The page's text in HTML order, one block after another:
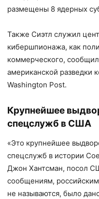
размещены 8 ядерных
Также Сиэтл служил
кибершпионажа, как
коммерческого,
американской разведки
Washington Post.
Крупнейшее
спецслужб в США
«Это крупнейшее
спецслужб в истории
Джон Хантсман, посол
сообщениям,
не называются, было